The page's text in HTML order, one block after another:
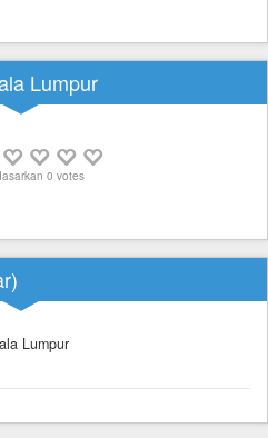
Lumpur
0 votes
)
Lumpur